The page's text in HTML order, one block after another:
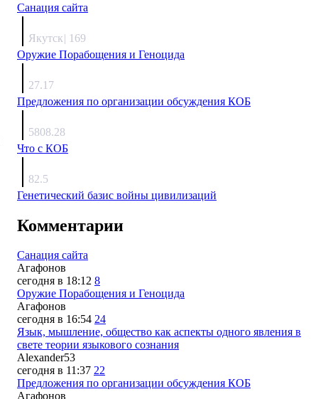
Санация сайта
Якутск| 169
Оружие Порабощения и Геноцида
27.17
Предложения по организации обсуждения КОБ
5808.28
Что с КОБ
82.5
Генетический базис войны цивилизаций
Комментарии
Санация сайта
Агафонов
сегодня в 18:12 8
Оружие Порабощения и Геноцида
Агафонов
сегодня в 16:54 24
Язык, мышление, общество как аспекты одного явления в
свете теории языкового сознания
Alexander53
сегодня в 11:37 22
Предложения по организации обсуждения КОБ
Агафонов